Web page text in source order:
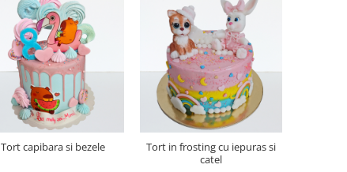
Tort capibara si bezele
Tort in frosting cu iepuras si
catel